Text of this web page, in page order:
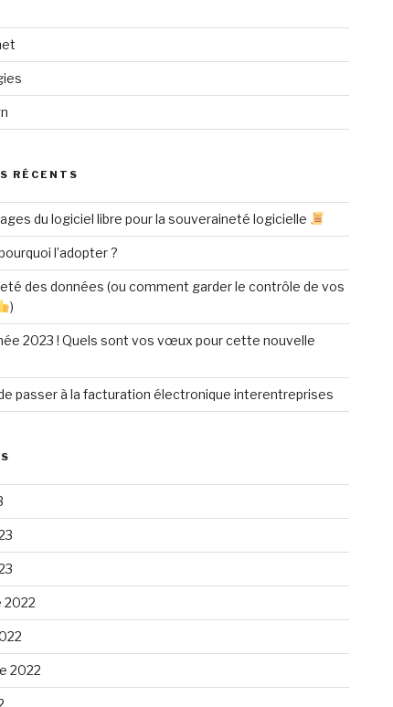
RÉCENTS
du logiciel libre pour la souveraineté logicielle
l’adopter ?
des données (ou comment garder le contrôle de vos
)
2023 ! Quels sont vos vœux pour cette nouvelle
passer à la facturation électronique interentreprises
2022
2022